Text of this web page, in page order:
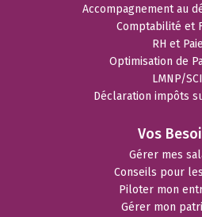
Accompagnement au
Comptabilité et
RH et Paie
Optimisation de
LMNP/SCI
Déclaration impôts
Vos
Gérer mes
Conseils pour
Piloter mon
Gérer mon